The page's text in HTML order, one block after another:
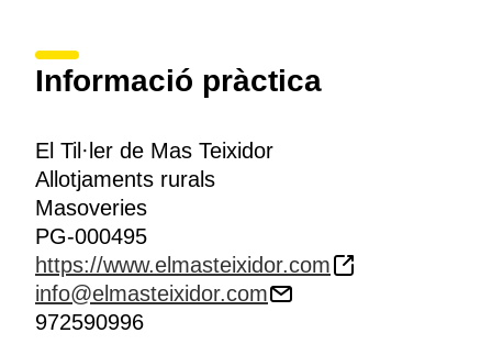
Informació pràctica
El Til·ler de Mas Teixidor
Allotjaments rurals
Masoveries
PG-000495
https://www.elmasteixidor.com
info@elmasteixidor.com
972590996